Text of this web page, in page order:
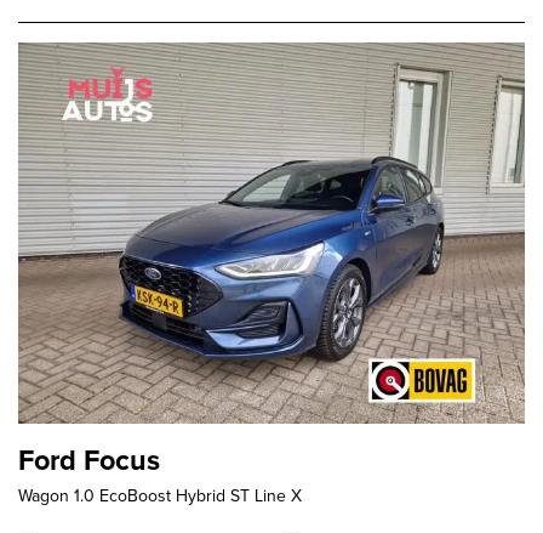
Ford Focus
Wagon 1.0 EcoBoost Hybrid ST Line X